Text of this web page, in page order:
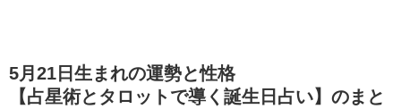
5月21日生まれの運勢と性格
【占星術とタロットで導く誕生日占い】のまと